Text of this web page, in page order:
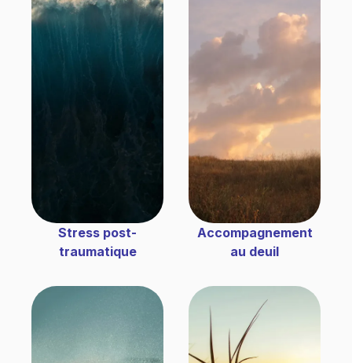
Stress post-
traumatique
Accompagnement
au deuil